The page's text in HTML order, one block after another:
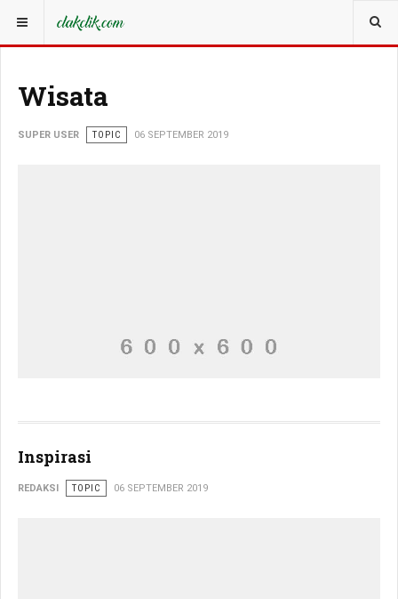
YOU ARE HERE: WISATA
Wisata
SUPER USER TOPIC 06 SEPTEMBER 2019
Inspirasi
REDAKSI TOPIC 06 SEPTEMBER 2019